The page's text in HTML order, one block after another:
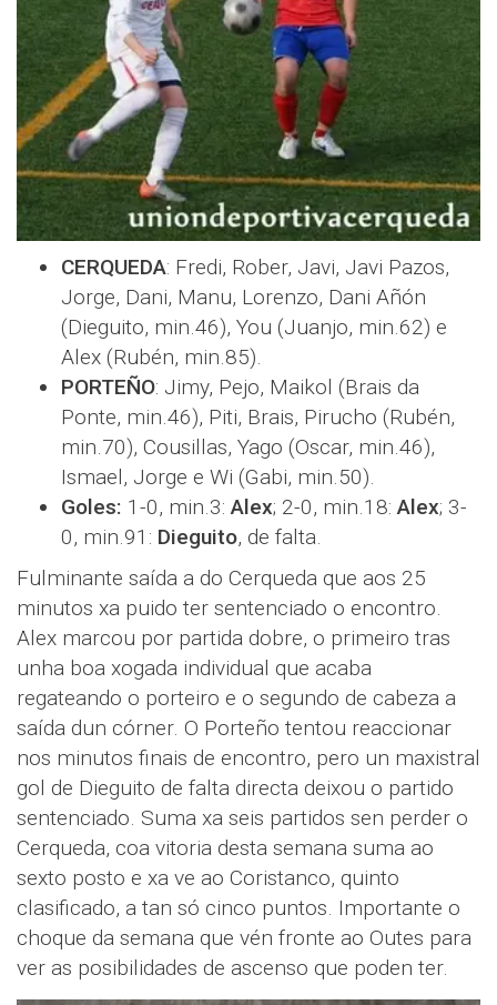
CERQUEDA: Fredi, Rober, Javi, Javi Pazos,
Jorge, Dani, Manu, Lorenzo, Dani Añón
(Dieguito, min.46), You (Juanjo, min.62) e
Alex (Rubén, min.85).
PORTEÑO: Jimy, Pejo, Maikol (Brais da
Ponte, min.46), Piti, Brais, Pirucho (Rubén,
min.70), Cousillas, Yago (Oscar, min.46),
Ismael, Jorge e Wi (Gabi, min.50).
Goles: 1-0, min.3: Alex; 2-0, min.18: Alex; 3-
0, min.91: Dieguito, de falta.
Fulminante saída a do Cerqueda que aos 25
minutos xa puido ter sentenciado o encontro.
Alex marcou por partida dobre, o primeiro tras
unha boa xogada individual que acaba
regateando o porteiro e o segundo de cabeza a
saída dun córner. O Porteño tentou reaccionar
nos minutos finais de encontro, pero un maxistral
gol de Dieguito de falta directa deixou o partido
sentenciado. Suma xa seis partidos sen perder o
Cerqueda, coa vitoria desta semana suma ao
sexto posto e xa ve ao Coristanco, quinto
clasificado, a tan só cinco puntos. Importante o
choque da semana que vén fronte ao Outes para
ver as posibilidades de ascenso que poden ter.